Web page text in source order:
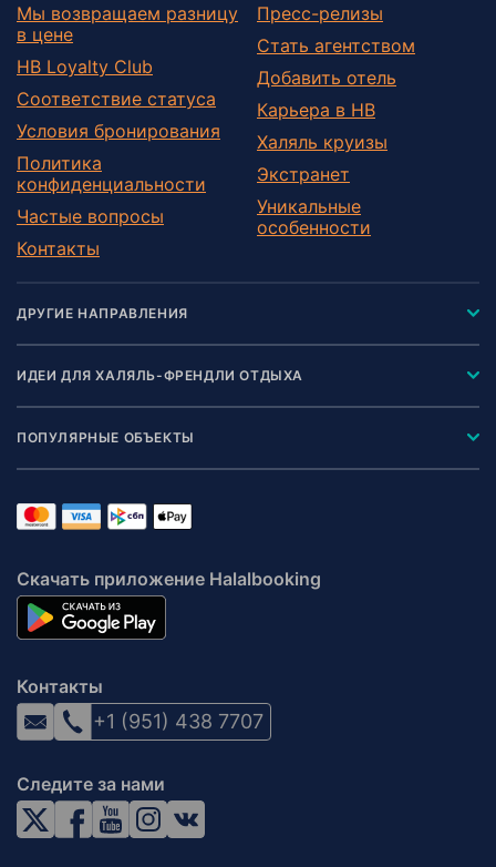
Мы возвращаем разницу
в цене
HB Loyalty Club
Соответствие статуса
Условия бронирования
Политика
конфиденциальности
Частые вопросы
Контакты
Пресс-релизы
Стать агентством
Добавить отель
Карьера в HB
Халяль круизы
Экстранет
Уникальные
особенности
ДРУГИЕ НАПРАВЛЕНИЯ
ИДЕИ ДЛЯ ХАЛЯЛЬ-ФРЕНДЛИ ОТДЫХА
ПОПУЛЯРНЫЕ ОБЪЕКТЫ
Скачать приложение Halalbooking
Контакты
+1 (951) 438 7707
Следите за нами